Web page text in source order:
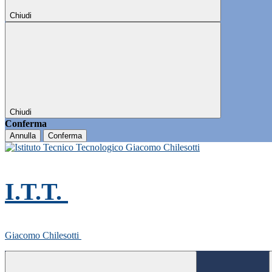
Chiudi
Chiudi
Conferma
Annulla Conferma
I.T.T.
Giacomo Chilesotti